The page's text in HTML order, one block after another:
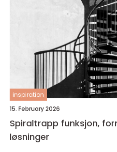
inspiration
15. February 2026
Spiraltrapp funksjon, form og fleksible
løsninger